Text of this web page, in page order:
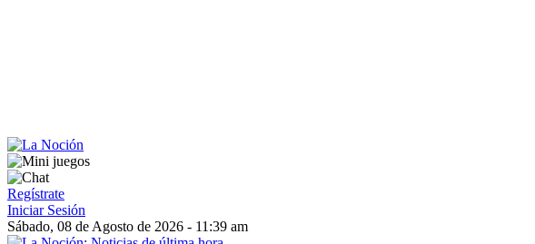
Regístrate
Iniciar Sesión
Sábado, 08 de Agosto de 2026 - 11:39 am